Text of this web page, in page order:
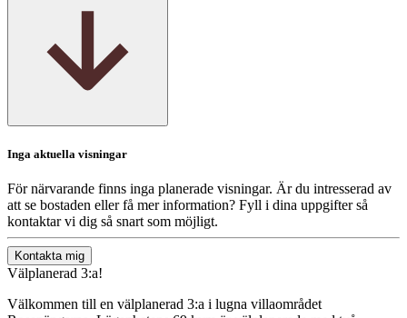
Inga aktuella visningar
För närvarande finns inga planerade visningar. Är du intresserad av
att se bostaden eller få mer information? Fyll i dina uppgifter så
kontaktar vi dig så snart som möjligt.
Kontakta mig
Välplanerad 3:a!
Välkommen till en välplanerad 3:a i lugna villaområdet